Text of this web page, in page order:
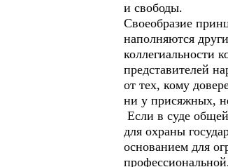
и свободы.
Своеобразие
наполняются
коллегиальности
представителей
от тех, кому
ни у присяжных,
Если в суде
для охраны
основанием для